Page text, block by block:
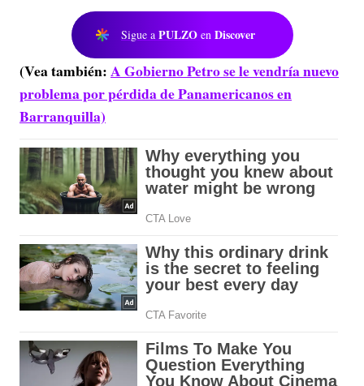
Sigue a PULZO en Discover
(Vea también:A Gobierno Petro se le vendría nuevo
problema por pérdida de Panamericanos en
Barranquilla)